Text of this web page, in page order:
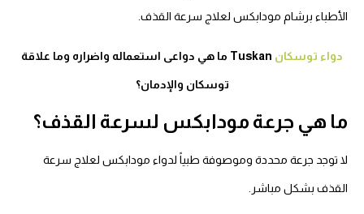
الأطباء برشام مودابكس لعلاج سرعة القذف.
دواء توسكان Tuskan ما هي دواعى استعماله واضراره وما علاقة
توسكان والإدمان؟
ما هي جرعة مودابكس لسرعة القذف؟
لا توجد جرعة محددة وموصوفة طبياً لدواء مودابكس لعلاج سرعة
القذف بشكل مباشر.